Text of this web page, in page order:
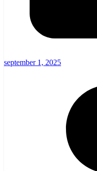
september 1, 2025